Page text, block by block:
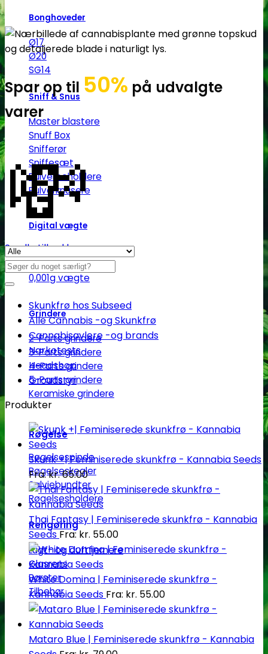
Bonghoveder
Ø17
Ø20
SG14
Sniff & Snus
Master blastere
Snuff Box
Snifferør
Sniffesæt
Pulverbeholdere
Pulverknusere
Digital vægte
0,1g vægte
0,01g vægte
0,001g vægte
Grindere
2-Parts grindere
3-Parts grindere
4-Parts grindere
5-Parts grindere
Keramiske grindere
Røgelse
Røgelsespinde
Røgelseskegler
Salviebundter
Røgelsesholdere
Rengøring
Lugt- og duftfjernere
Glasrens
Børster
Tilbehør
Spar op til 50% på udvalgte
varer
💸
Se alle tilbud her
Søg
efter:
Skunkfrø hos Subseed
Alle Cannabis -og Skunkfrø
Cannabisavlere -og brands
Narkotests
Headshop
Groudstyr
Produkter
Skunk +| Feminiserede skunkfrø - Kannabia Seeds
Fra:kr.65.00
Thai Fantasy | Feminiserede skunkfrø - Kannabia
Seeds Fra:kr. 55.00
White Domina | Feminiserede skunkfrø -
Kannabia Seeds Fra: kr. 55.00
Mataro Blue | Feminiserede skunkfrø - Kannabia